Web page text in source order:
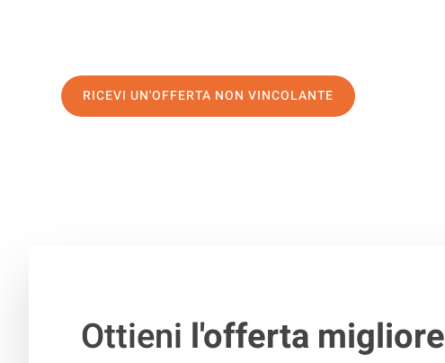
RICEVI UN'OFFERTA NON VINCOLANTE
Ottieni l'offerta migliore